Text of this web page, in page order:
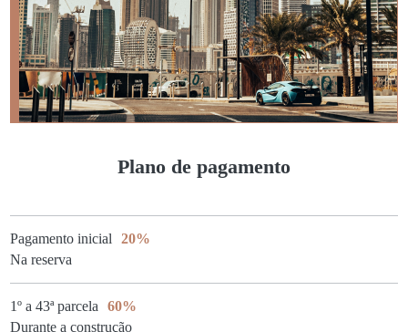
Plano de pagamento
Pagamento inicial
20%
Na reserva
1º a 43ª parcela
60%
Durante a construção